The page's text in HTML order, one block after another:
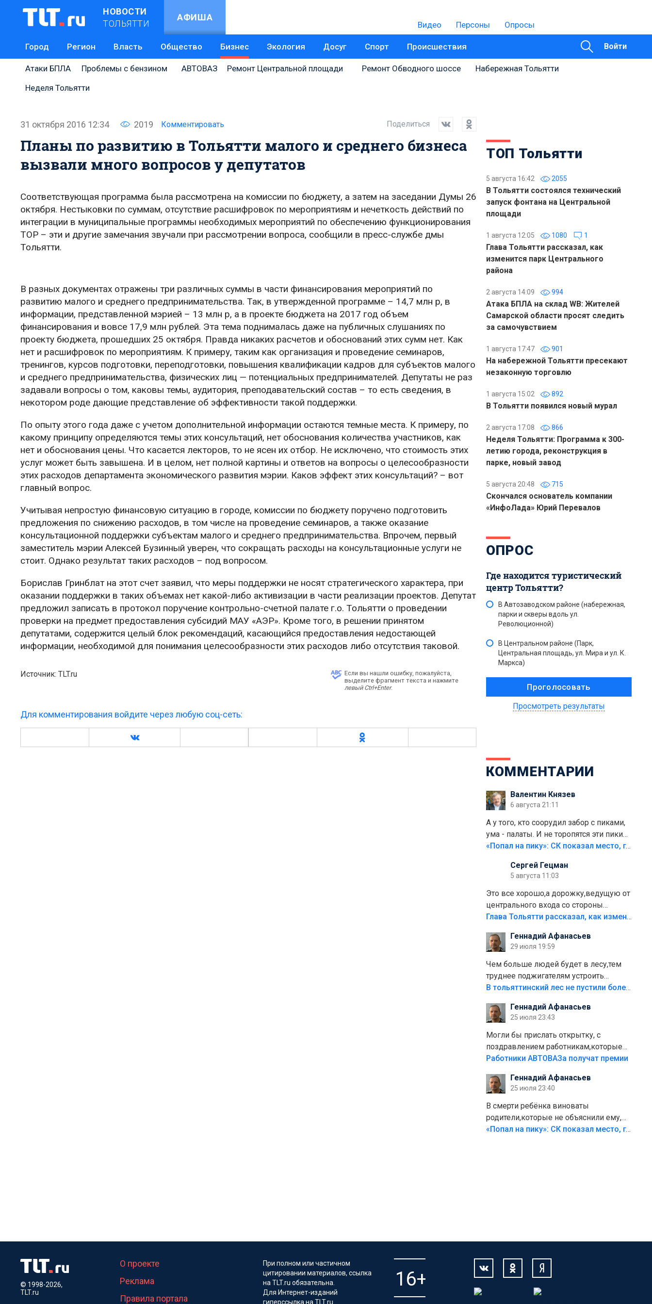
НОВОСТИ
ТОЛЬЯТТИ
АФИША
Видео Персоны Опросы
Город Регион Власть Общество Бизнес Экология Досуг Спорт Происшествия Войти
Атаки БПЛА Проблемы с бензином АВТОВАЗ Ремонт Центральной площади Ремонт Обводного шоссе
Набережная Тольятти
Неделя Тольятти
31 октября 2016 12:34 2019 Комментировать Поделиться
Планы по развитию в Тольятти малого и среднего бизнеса
вызвали много вопросов у депутатов
Соответствующая программа была рассмотрена на комиссии по бюджету, а затем на заседании Думы 26
октября. Нестыковки по суммам, отсутствие расшифровок по мероприятиям и нечеткость действий по
интеграции в муниципальные программы необходимых мероприятий по обеспечению функционирования
ТОР – эти и другие замечания звучали при рассмотрении вопроса, сообщили в пресс-службе дмы
Тольятти.
В разных документах отражены три различных суммы в части финансирования мероприятий по
развитию малого и среднего предпринимательства. Так, в утвержденной программе – 14,7 млн р, в
информации, представленной мэрией – 13 млн р, а в проекте бюджета на 2017 год объем
финансирования и вовсе 17,9 млн рублей. Эта тема поднималась даже на публичных слушаниях по
проекту бюджета, прошедших 25 октября. Правда никаких расчетов и обоснований этих сумм нет. Как
нет и расшифровок по мероприятиям. К примеру, таким как организация и проведение семинаров,
тренингов, курсов подготовки, переподготовки, повышения квалификации кадров для субъектов малого
и среднего предпринимательства, физических лиц — потенциальных предпринимателей. Депутаты не раз
задавали вопросы о том, каковы темы, аудитория, преподавательский состав – то есть сведения, в
некотором роде дающие представление об эффективности такой поддержки.
По опыту этого года даже с учетом дополнительной информации остаются темные места. К примеру, по
какому принципу определяются темы этих консультаций, нет обоснования количества участников, как
нет и обоснования цены. Что касается лекторов, то не ясен их отбор. Не исключено, что стоимость этих
услуг может быть завышена. И в целом, нет полной картины и ответов на вопросы о целесообразности
этих расходов департамента экономического развития мэрии. Каков эффект этих консультаций? – вот
главный вопрос.
Учитывая непростую финансовую ситуацию в городе, комиссии по бюджету поручено подготовить
предложения по снижению расходов, в том числе на проведение семинаров, а также оказание
консультационной поддержки субъектам малого и среднего предпринимательства. Впрочем, первый
заместитель мэрии Алексей Бузинный уверен, что сокращать расходы на консультационные услуги не
стоит. Однако результат таких расходов – под вопросом.
Борислав Гринблат на этот счет заявил, что меры поддержки не носят стратегического характера, при
оказании поддержки в таких объемах нет какой-либо активизации в части реализации проектов. Депутат
предложил записать в протокол поручение контрольно-счетной палате г.о. Тольятти о проведении
проверки на предмет предоставления субсидий МАУ «АЭР». Кроме того, в решении принятом
депутатами, содержится целый блок рекомендаций, касающийся предоставления недостающей
информации, необходимой для понимания целесообразности этих расходов либо отсутствия таковой.
Источник: TLT.ru
Если вы нашли ошибку, пожалуйста,
выделите фрагмент текста и нажмите
левый Ctrl+Enter.
Для комментирования войдите через любую соц-сеть:
ТОП Тольятти
5 августа 16:42 2055
В Тольятти состоялся технический
запуск фонтана на Центральной
площади
1 августа 12:05 1080 1
Глава Тольятти рассказал, как
изменится парк Центрального
района
2 августа 14:09 994
Атака БПЛА на склад WB: Жителей
Самарской области просят следить
за самочувствием
1 августа 17:47 901
На набережной Тольятти пресекают
незаконную торговлю
1 августа 15:02 892
В Тольятти появился новый мурал
2 августа 17:08 866
Неделя Тольятти: Программа к 300-
летию города, реконструкция в
парке, новый завод
5 августа 20:48 715
Скончался основатель компании
«ИнфоЛада» Юрий Перевалов
ОПРОС
Где находится туристический
центр Тольятти?
В Автозаводском районе (набережная,
парки и скверы вдоль ул.
Революционной)
В Центральном районе (Парк,
Центральная площадь, ул. Мира и ул. К.
Маркса)
Просмотреть результаты
КОММЕНТАРИИ
Валентин Князев
6 августа 21:11
А у того, кто соорудил забор с пиками,
ума - палаты. И не торопятся эти пики
срезать
«Попал на пику»: СК показал место, где был смертельно травмирован ребенок в Тольятти
Сергей Гецман
5 августа 11:03
Это все хорошо,а дорожку,ведущую от
центрального входа со стороны
кафе"Мираж" к аттракционам слабо
плитки не хватило,т.к.осенью и зимой
лежала в парке и испортилась.Да
еще,видимо,часть украли.
Глава Тольятти рассказал, как изменится парк Центрального района
Геннадий Афанасьев
29 июля 19:59
Чем больше людей будет в лесу,тем
труднее поджигателям устроить
пожар.Тех кто разводит костры,тех
полно стоит,почему водители всё
равно едут в лес? Штрафы мизерные.
В тольяттинский лес не пустили более тысячи автомобилей
Геннадий Афанасьев
25 июля 23:43
Могли бы прислать открытку, с
поздравлением работникам,которые
больше сорока лет отработали на
Работники АВТОВАЗа получат премии
Геннадий Афанасьев
25 июля 23:40
В смерти ребёнка виноваты
родители,которые не объяснили ему,
что такое хорошо и что такое плохо!
«Попал на пику»: СК показал место, где был смертельно травмирован ребенок в Тольятти
© 1998-2026,
TLT.ru
О проекте
Реклама
Правила портала
При полном или частичном
цитировании материалов, ссылка
на TLT.ru обязательна.
Для Интернет-изданий
гиперссылка на TLT.ru